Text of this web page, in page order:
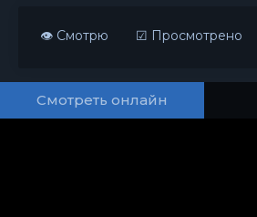
👁 Смотрю ☑ Просмотрено
Смотреть онлайн